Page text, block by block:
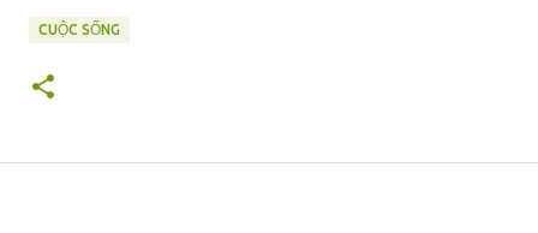
CUỘC SỐNG